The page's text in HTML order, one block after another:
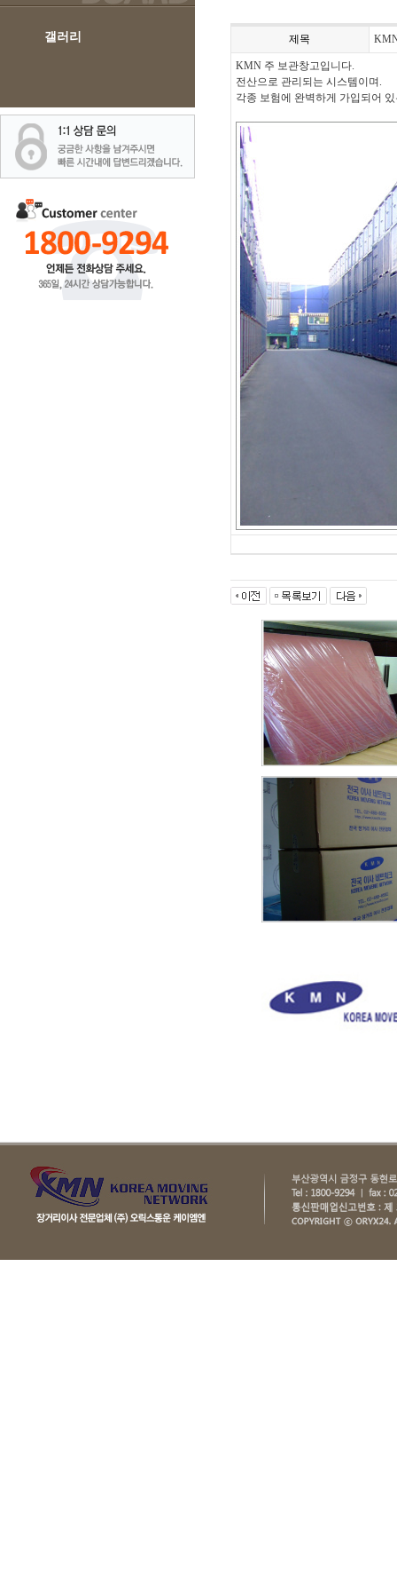
갤러리 제목
KMN 주 보관창고입니다.
전산으로 관리되는 시스템이며.
각종 보험에 완벽하게 가입되어